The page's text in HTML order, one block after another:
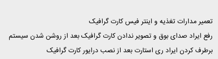
تعمیر مدارات تغذیه و اینتر فیس کارت گرافیک
رفع ایراد صدای بوق و تصویر ندادن کارت گرافیک بعد از روشن شدن سیستم
برطرف کردن ایراد ری استارت بعد از نصب درایور کارت گرافیک